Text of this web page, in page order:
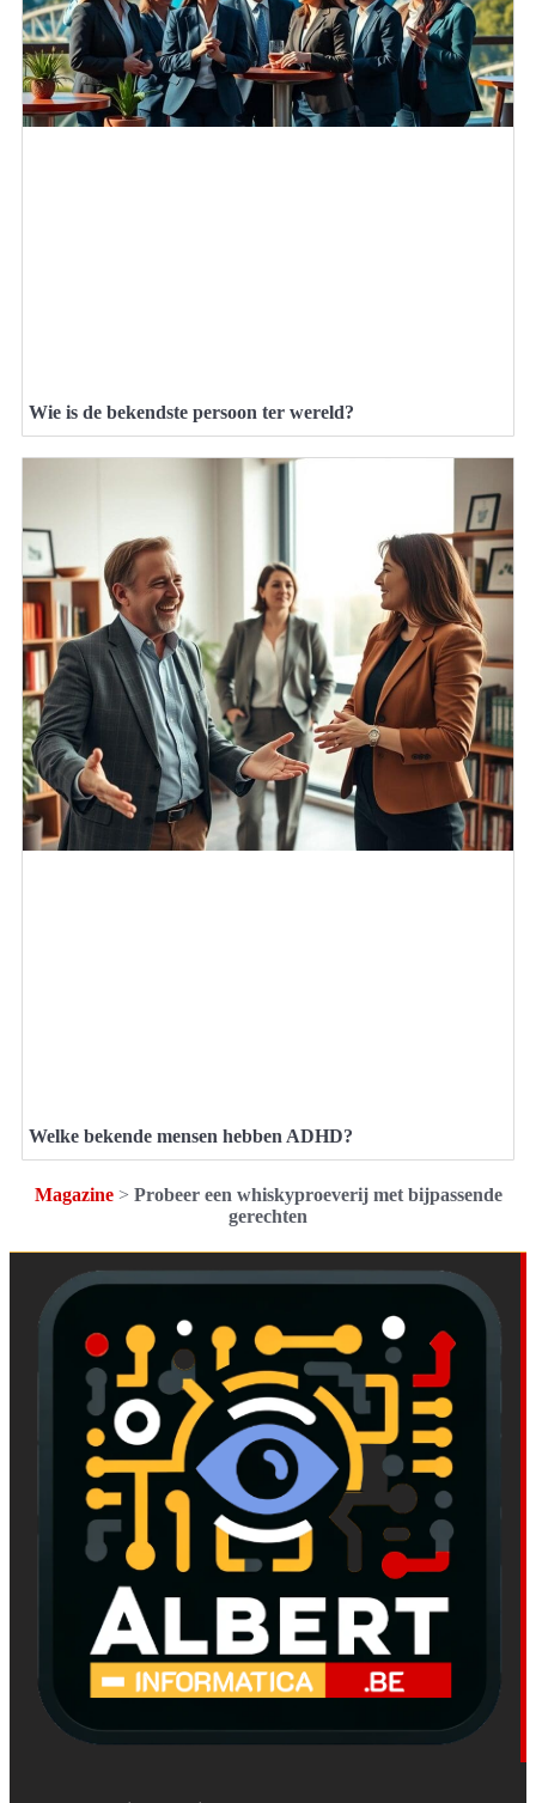
Wie is de bekendste persoon ter wereld?
Welke bekende mensen hebben ADHD?
Magazine> Probeer een whiskyproeverij met bijpassende
gerechten